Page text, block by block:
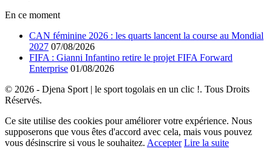
En ce moment
CAN féminine 2026 : les quarts lancent la course au Mondial
2027 07/08/2026
FIFA : Gianni Infantino retire le projet FIFA Forward
Enterprise 01/08/2026
© 2026 - Djena Sport | le sport togolais en un clic !. Tous Droits
Réservés.
Ce site utilise des cookies pour améliorer votre expérience. Nous
supposerons que vous êtes d'accord avec cela, mais vous pouvez
vous désinscrire si vous le souhaitez. Accepter Lire la suite